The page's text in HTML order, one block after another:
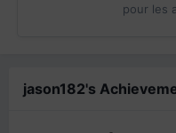
pour les
jason182's